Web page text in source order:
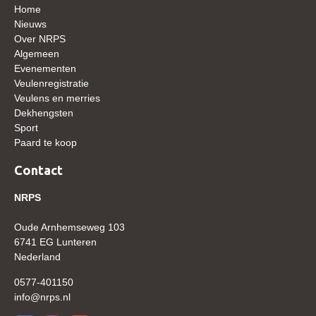
Sport
Paard te koop
CONTACT
REGIO'S
Bestuur Regio Noord
Regio Midden
Regio West
Home
Nieuws
Over NRPS
Algemeen
Evenementen
Veulenregistratie
Veulens en merries
Dekhengsten
Sport
Paard te koop
Contact
NRPS
Oude Arnhemseweg 103
6741 EG Lunteren
Nederland
0577-401150
info@nrps.nl